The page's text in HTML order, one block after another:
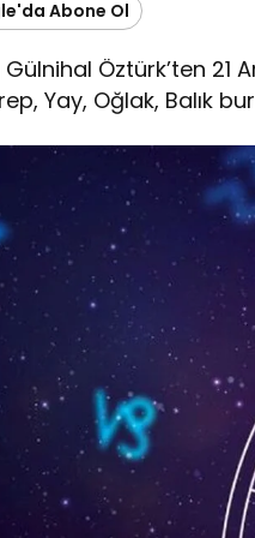
Abone Ol
Öztürk’ten 21
Yay, Oğlak, Balık